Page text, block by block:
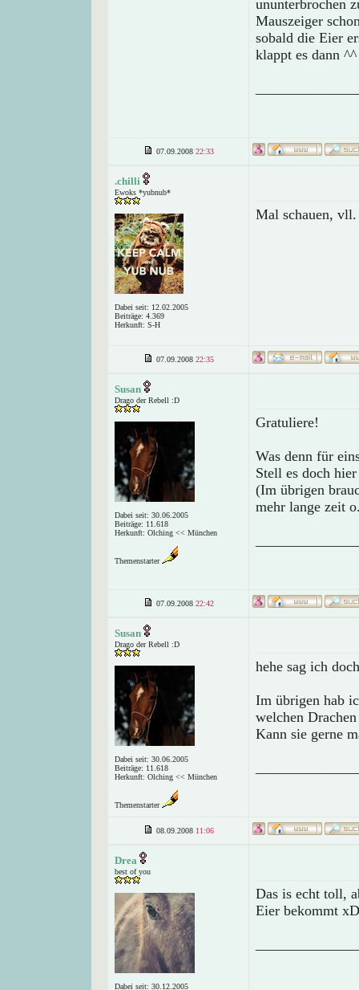
ununterbrochen
Mauszeiger
sobald die Eier
klappt es dann ^^
07.09.2008 22:33
.chilli
Ewoks *yubnub*
Dabei seit: 12.02.2005
Beiträge: 4.369
Herkunft: S-H
Mal schauen,
07.09.2008 22:35
Susan
Drago der Rebell :D
Dabei seit: 30.06.2005
Beiträge: 11.618
Herkunft: Olching << München
Themenstarter
Gratuliere!
Was denn für
Stell es doch
(Im übrigen
mehr lange zeit
07.09.2008 22:42
Susan
Drago der Rebell :D
Dabei seit: 30.06.2005
Beiträge: 11.618
Herkunft: Olching << München
Themenstarter
hehe sag ich
Im übrigen hab
welchen
Kann sie gerne
08.09.2008 11:06
Drea
best of you
Dabei seit: 30.12.2005
Das is echt toll,
Eier bekommt xD